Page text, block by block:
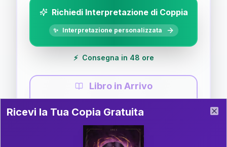
Richiedi Interpretazione di Coppia
✨ Interpretazione personalizzata
⚡ Consegna in 48 ore
Libro in Arrivo
Guida completa di Coppia
Il libro è in fase di scrittura. Iscriviti alla newsletter
per ricevere aggiornamenti!
Ricevi la Tua Copia Gratuita del Libro
Ricevi la Tua Copia Gratuita